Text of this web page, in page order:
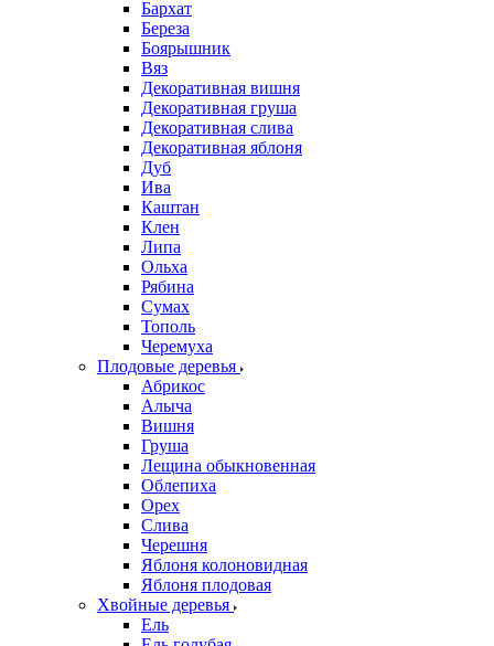
Бархат
Береза
Боярышник
Вяз
Декоративная вишня
Декоративная груша
Декоративная слива
Декоративная яблоня
Дуб
Ива
Каштан
Клен
Липа
Ольха
Рябина
Сумах
Тополь
Черемуха
Плодовые деревья
Абрикос
Алыча
Вишня
Груша
Лещина обыкновенная
Облепиха
Орех
Слива
Черешня
Яблоня колоновидная
Яблоня плодовая
Хвойные деревья
Ель